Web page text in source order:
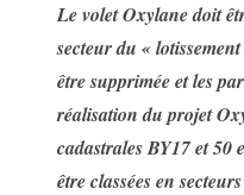
Le volet Oxylane doit
secteur du «
être supprimée et les
réalisation du projet
cadastrales BY17 et 50
être classées en